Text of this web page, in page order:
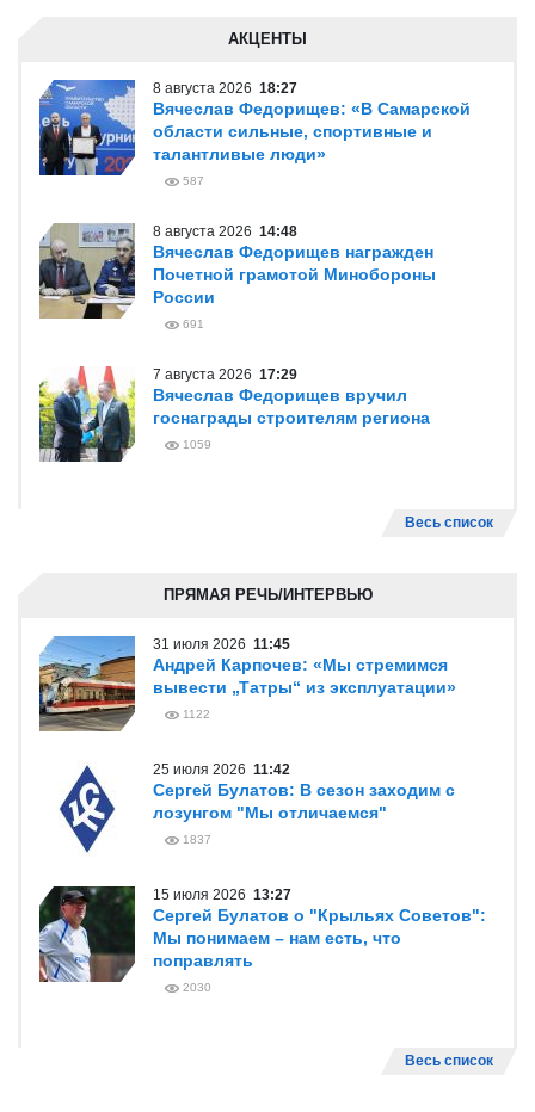
АКЦЕНТЫ
8 августа 2026 18:27
Вячеслав Федорищев: «В Самарской
области сильные, спортивные и
талантливые люди»
587
8 августа 2026 14:48
Вячеслав Федорищев награжден
Почетной грамотой Минобороны
России
691
7 августа 2026 17:29
Вячеслав Федорищев вручил
госнаграды строителям региона
1059
Весь список
ПРЯМАЯ РЕЧЬ/ИНТЕРВЬЮ
31 июля 2026 11:45
Андрей Карпочев: «Мы стремимся
вывести „Татры“ из эксплуатации»
1122
25 июля 2026 11:42
Сергей Булатов: В сезон заходим с
лозунгом "Мы отличаемся"
1837
15 июля 2026 13:27
Сергей Булатов о "Крыльях Советов":
Мы понимаем – нам есть, что
поправлять
2030
Весь список